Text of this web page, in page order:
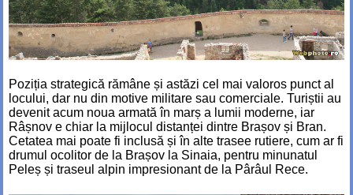
Poziția strategică rămâne și astăzi cel mai valoros punct al
locului, dar nu din motive militare sau comerciale. Turiștii au
devenit acum noua armată în marș a lumii moderne, iar
Râșnov e chiar la mijlocul distanței dintre Brașov și Bran.
Cetatea mai poate fi inclusă și în alte trasee rutiere, cum ar fi
drumul ocolitor de la Brașov la Sinaia, pentru minunatul
Peleș și traseul alpin impresionant de la Pârâul Rece.